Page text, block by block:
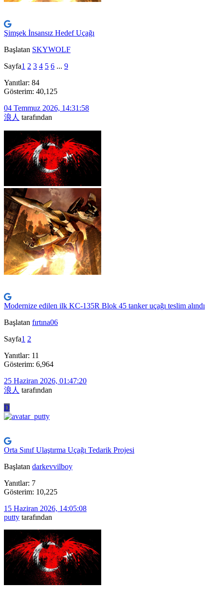
Şimşek İnsansız Hedef Uçağı
Başlatan SKYWOLF
Sayfa1 2 3 4 5 6 ... 9
Yanıtlar: 84
Gösterim: 40,125
04 Temmuz 2026, 14:31:58
浪人 tarafından
Modernize edilen ilk KC-135R Blok 45 tanker uçağı teslim alındı
Başlatan fırtına06
Sayfa1 2
Yanıtlar: 11
Gösterim: 6,964
25 Haziran 2026, 01:47:20
浪人 tarafından
D
Orta Sınıf Ulaştırma Uçağı Tedarik Projesi
Başlatan darkevvilboy
Yanıtlar: 7
Gösterim: 10,225
15 Haziran 2026, 14:05:08
putty tarafından